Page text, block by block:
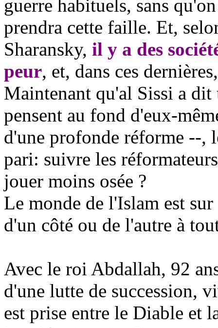
guerre habituels, sans
prendra cette faille. Et,
Sharansky, il y a des
peur, et, dans ces
Maintenant qu'al Sissi a
pensent au fond d'eux-
d'une profonde réforme --,
pari: suivre les
jouer moins osée ?
Le monde de l'Islam est
d'un côté ou de l'autre à
Avec le roi Abdallah, 92
d'une lutte de succession,
est prise entre le Diable et